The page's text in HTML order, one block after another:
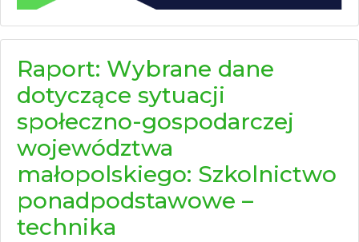
Raport: Wybrane dane
dotyczące sytuacji
społeczno-gospodarczej
województwa
małopolskiego: Szkolnictwo
ponadpodstawowe –
technika